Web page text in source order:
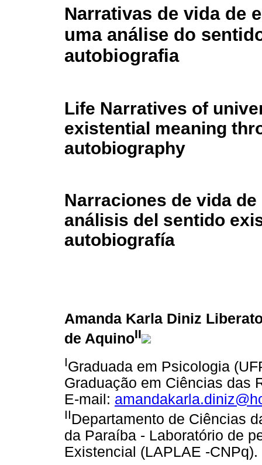
Narrativas de vida de
uma análise do
autobiografia
Life Narratives of
existential meaning
autobiography
Narraciones de vida
análisis del sentido
autobiografía
Amanda Karla Diniz
de AquinoII
IGraduada em Psicologia
Graduação em Ciências das
E-mail:
IIDepartamento de Ciências
da Paraíba - Laboratório de
Existencial (LAPLAE -